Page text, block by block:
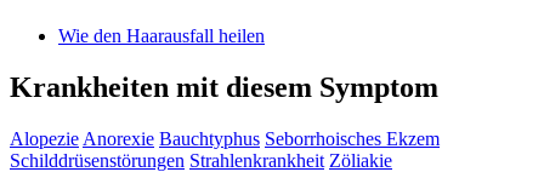
Wie den Haarausfall heilen
Krankheiten mit diesem Symptom
Alopezie Anorexie Bauchtyphus Seborrhoisches Ekzem
Schilddrüsenstörungen Strahlenkrankheit Zöliakie